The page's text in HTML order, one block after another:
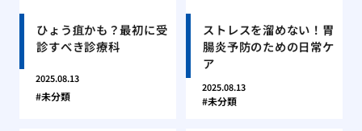
ひょう疽かも？最初に受
診すべき診療科
2025.08.13
未分類
ストレスを溜めない！胃
腸炎予防のための日常ケ
ア
2025.08.13
未分類